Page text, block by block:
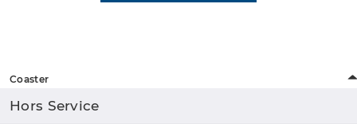
Coaster
Hors Service